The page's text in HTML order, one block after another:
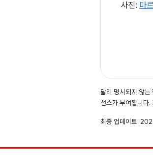
사진: 마
달리 명시되지 않는
선스가 부여됩니다.
최종 업데이트: